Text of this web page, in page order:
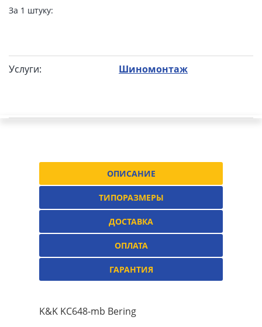
За 1 штуку:
Услуги: Шиномонтаж
ОПИСАНИЕ
ТИПОРАЗМЕРЫ
ДОСТАВКА
ОПЛАТА
ГАРАНТИЯ
K&K KC648-mb Bering